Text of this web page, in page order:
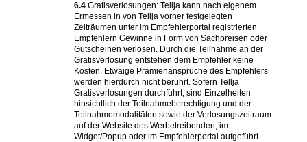
6.4 Gratisverlosungen: Tellja kann nach eigenem
Ermessen in von Tellja vorher festgelegten
Zeiträumen unter im Empfehlerportal registrierten
Empfehlern Gewinne in Form von Sachpreisen oder
Gutscheinen verlosen. Durch die Teilnahme an der
Gratisverlosung entstehen dem Empfehler keine
Kosten. Etwaige Prämienansprüche des Empfehlers
werden hierdurch nicht berührt. Sofern Tellja
Gratisverlosungen durchführt, sind Einzelheiten
hinsichtlich der Teilnahmeberechtigung und der
Teilnahmemodalitäten sowie der Verlosungszeitraum
auf der Website des Werbetreibenden, im
Widget/Popup oder im Empfehlerportal aufgeführt.